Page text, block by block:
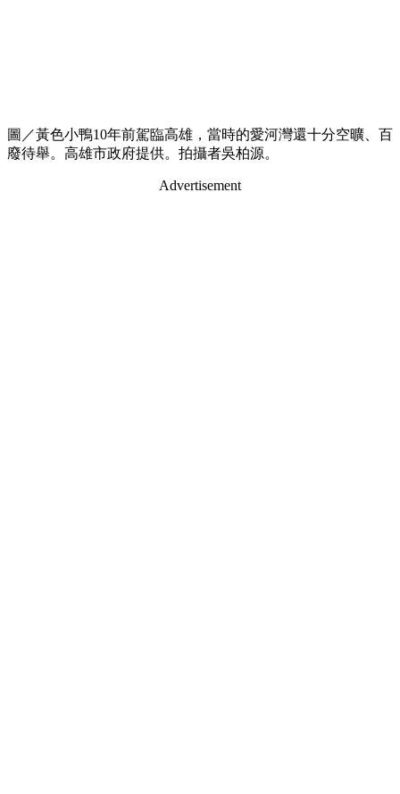
圖／黃色小鴨10年前駕臨高雄，當時的愛河灣還十分空曠、百
廢待舉。高雄市政府提供。拍攝者吳柏源。
Advertisement